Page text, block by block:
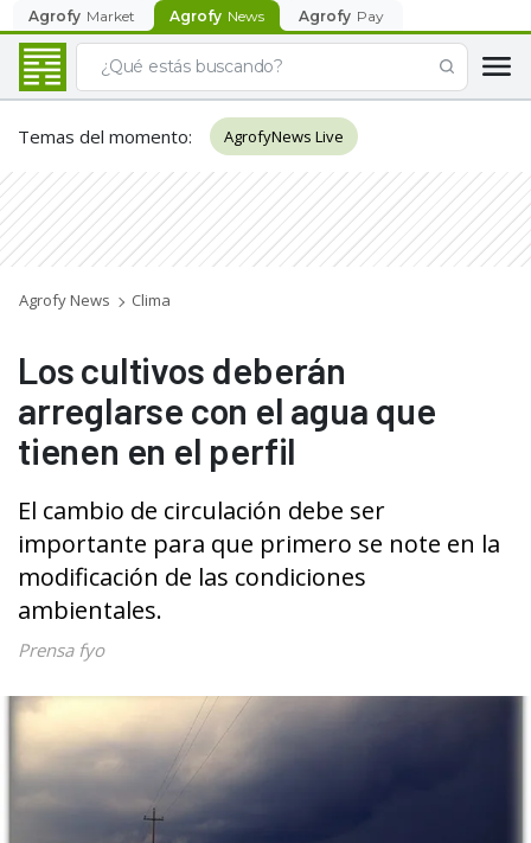
Agrofy Market Agrofy News Agrofy Pay
Temas del momento: AgrofyNews Live
Agrofy News Clima
Los cultivos deberán
arreglarse con el agua que
tienen en el perfil
El cambio de circulación debe ser
importante para que primero se note en la
modificación de las condiciones
ambientales.
Prensa fyo